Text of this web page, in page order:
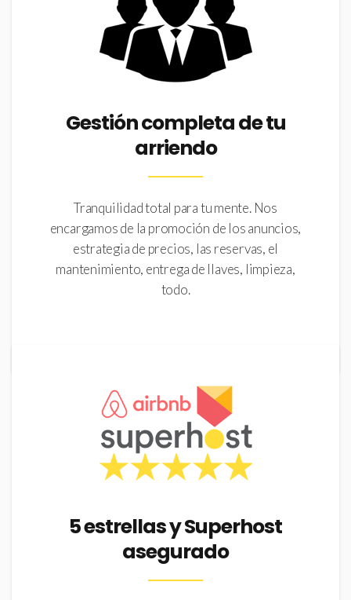
Gestión completa de tu
arriendo
Tranquilidad total para tu mente. Nos
encargamos de la promoción de los anuncios,
estrategia de precios, las reservas, el
mantenimiento, entrega de llaves, limpieza,
todo.
5 estrellas y Superhost
asegurado